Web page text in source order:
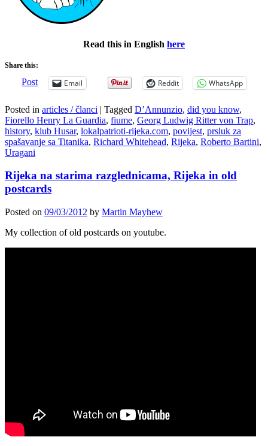
Read this in English here
Share this:
Post Email Reddit WhatsApp
Posted in articles / članci | Tagged D’Annunzio, did you know,
Fiorello Henry La Guardia, fiume, Georg Ludwig Ritter von Trap,
history, klub Husar, lokalpatrioti-rijeka.com, povijest, prsluk za
spašavanje sa Titanika, Richard Whitehead, Rijeka, Roberto Bartini,
Uragani
Rijeka na starima razglednicama, Rijeka in old
postcards
Posted on 09/03/2012 by Martin Mayhew
My collection of old postcards on youtube.